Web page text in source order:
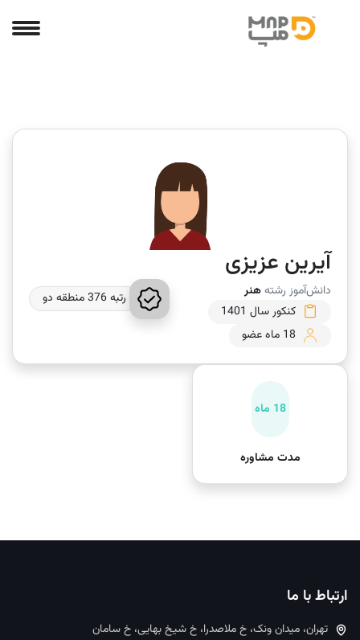
آیرین عزیزی
دانش‌آموز رشتههنر
کنکور سال 1401
18 ماه عضو
رتبه 376 منطقه دو
18 ماه
مدت مشاوره
ارتباط با ما
تهران، میدان ونک، خ ملاصدرا، خ شیخ بهایی، خ سامان